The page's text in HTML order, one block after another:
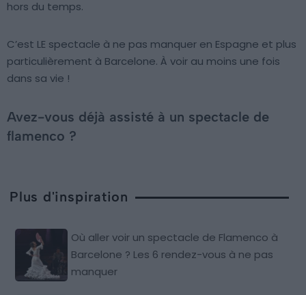
hors du temps.
C’est LE spectacle à ne pas manquer en Espagne et plus
particulièrement à Barcelone. À voir au moins une fois
dans sa vie !
Avez-vous déjà assisté à un spectacle de
flamenco ?
Plus d'inspiration
Où aller voir un spectacle de Flamenco à
Barcelone ? Les 6 rendez-vous à ne pas
manquer